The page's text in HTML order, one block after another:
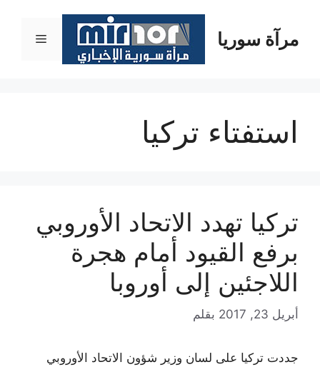
المحتوىمرآة سوريا القائمة
استفتاء تركيا
تركيا تهدد الاتحاد الأوروبي
برفع القيود أمام هجرة
اللاجئين إلى أوروبا
أبريل 23, 2017 بقلم
جددت تركيا على لسان وزير شؤون الاتحاد الأوروبي